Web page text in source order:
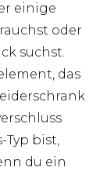
einige
oder
suchst.
das
Typ bist,
du ein